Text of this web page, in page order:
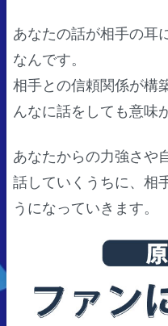
あなたの話が相手の耳
なんです。
相手との信頼関係が構
んなに話をしても意味
あなたからの力強さや
話していくうちに、相
うになっていきます。